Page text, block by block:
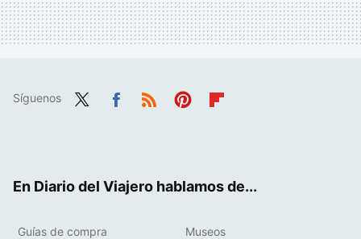
Síguenos
En Diario del Viajero hablamos de...
Guías de compra Museos